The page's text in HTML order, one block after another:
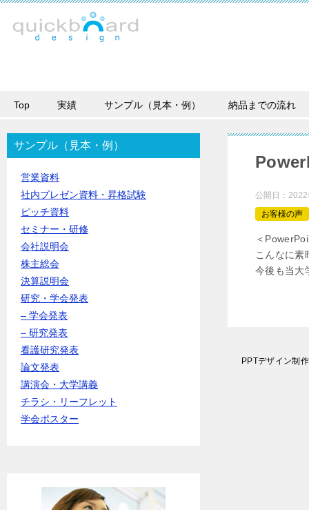
Top 実績 サンプル（見本・例） 納品までの流れ
公開日： 2022
お客様の声
＜
こんなに素
今後も当大
PPTデザイン制
サンプル（見本・例）
営業資料
社内プレゼン資料・昇格試験
ピッチ資料
セミナー・研修
会社説明会
株主総会
決算説明会
研究・学会発表
– 学会発表
– 研究発表
看護研究発表
論文発表
講演会・大学講義
チラシ・リーフレット
学会ポスター